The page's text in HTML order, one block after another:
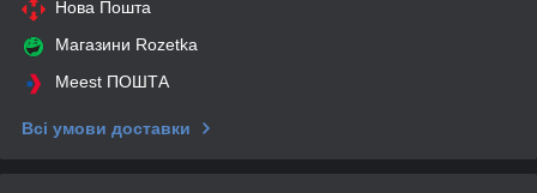
Нова Пошта
Магазини Rozetka
Meest ПОШТА
Всі умови доставки